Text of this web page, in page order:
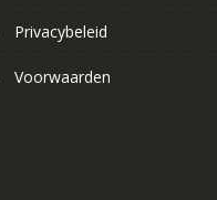
Privacybeleid
Voorwaarden